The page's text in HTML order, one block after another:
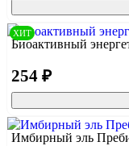
ХИТ
Биоактивный
254 ₽
Имбирный эль